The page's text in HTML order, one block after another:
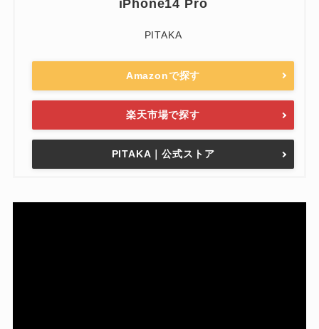
iPhone14 Pro
PITAKA
Amazonで探す
楽天市場で探す
PITAKA｜公式ストア